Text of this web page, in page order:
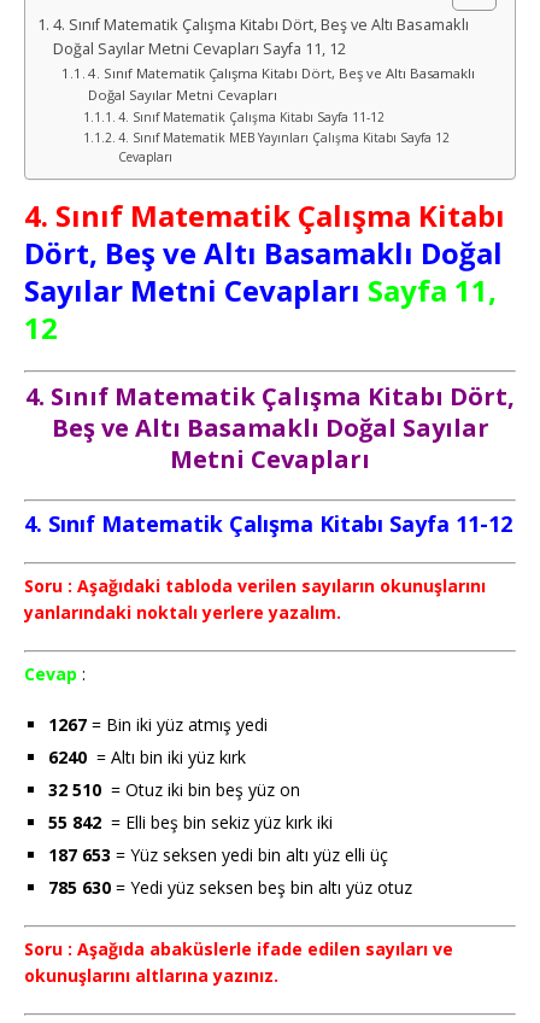
4. Sınıf Matematik Çalışma Kitabı Dört, Beş ve Altı Basamaklı
Doğal Sayılar Metni Cevapları Sayfa 11, 12
4. Sınıf Matematik Çalışma Kitabı Dört, Beş ve Altı Basamaklı
Doğal Sayılar Metni Cevapları
4. Sınıf Matematik Çalışma Kitabı Sayfa 11-12
4. Sınıf Matematik MEB Yayınları Çalışma Kitabı Sayfa 12
Cevapları
4. Sınıf Matematik Çalışma Kitabı
Dört, Beş ve Altı Basamaklı Doğal
Sayılar Metni Cevapları Sayfa 11,
12
4. Sınıf Matematik Çalışma Kitabı Dört,
Beş ve Altı Basamaklı Doğal Sayılar
Metni Cevapları
4. Sınıf Matematik Çalışma Kitabı Sayfa 11-12
Soru : Aşağıdaki tabloda verilen sayıların okunuşlarını
yanlarındaki noktalı yerlere yazalım.
Cevap :
1267 = Bin iki yüz atmış yedi
6240 = Altı bin iki yüz kırk
32 510 = Otuz iki bin beş yüz on
55 842 = Elli beş bin sekiz yüz kırk iki
187 653 = Yüz seksen yedi bin altı yüz elli üç
785 630 = Yedi yüz seksen beş bin altı yüz otuz
Soru : Aşağıda abaküslerle ifade edilen sayıları ve
okunuşlarını altlarına yazınız.